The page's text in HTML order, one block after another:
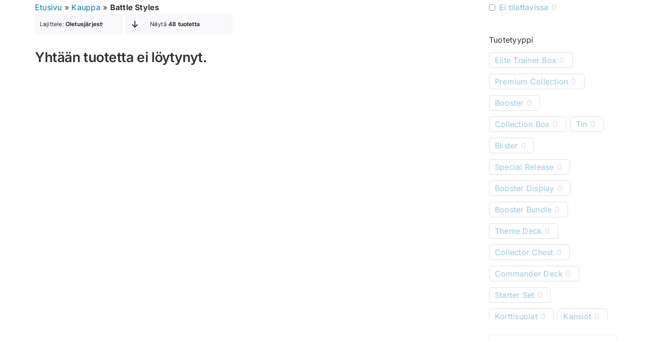
Etusivu » Kauppa » Battle Styles
Lajittele: Oletusjärjestys Näytä48 tuotetta
Yhtään tuotetta ei löytynyt.
Ei tilattavissa 0
Tuotetyyppi
Elite Trainer Box 0
Premium Collection 0
Booster 0
Collection Box 0 Tin 0
Blister 0
Special Release 0
Booster Display 0
Booster Bundle 0
Theme Deck 0
Collector Chest 0
Commander Deck 0
Starter Set 0
Korttisuojat 0 Kansiot 0